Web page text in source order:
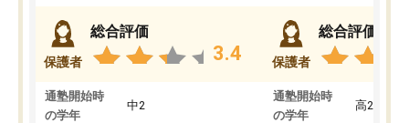
保護者
総合評価
3.4
通塾開始時
の学年
中2
保護者
総合評価
通塾開始時
の学年
高2